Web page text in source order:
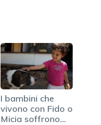
I bambini che
vivono con Fido o
Micia soffrono